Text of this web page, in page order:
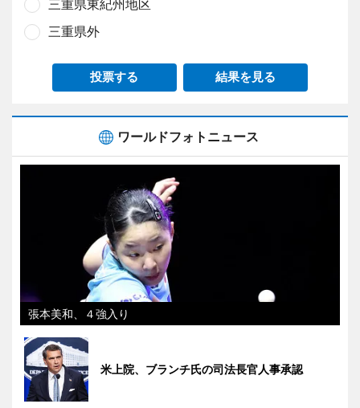
三重県東紀州地区
三重県外
投票する 結果を見る
ワールドフォトニュース
張本美和、４強入り
米上院、ブランチ氏の司法長官人事承認